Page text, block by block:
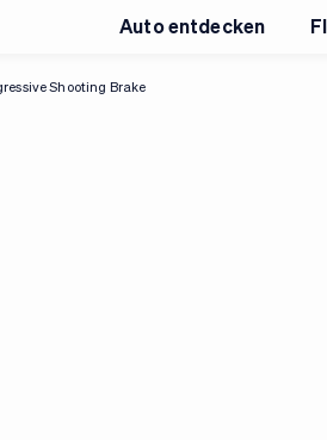
Auto entdecken
Shooting Brake